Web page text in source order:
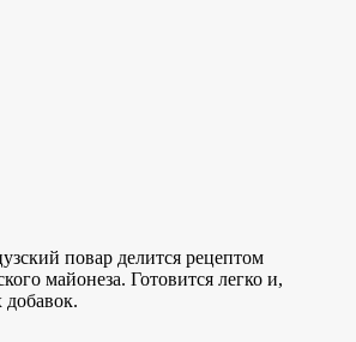
повар делится рецептом
майонеза. Готовится легко и,
добавок.